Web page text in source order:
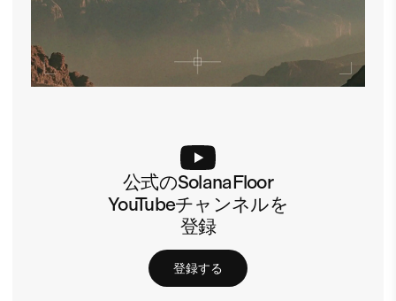
公式のSolanaFloor
YouTubeチャンネルを
登録
登録する